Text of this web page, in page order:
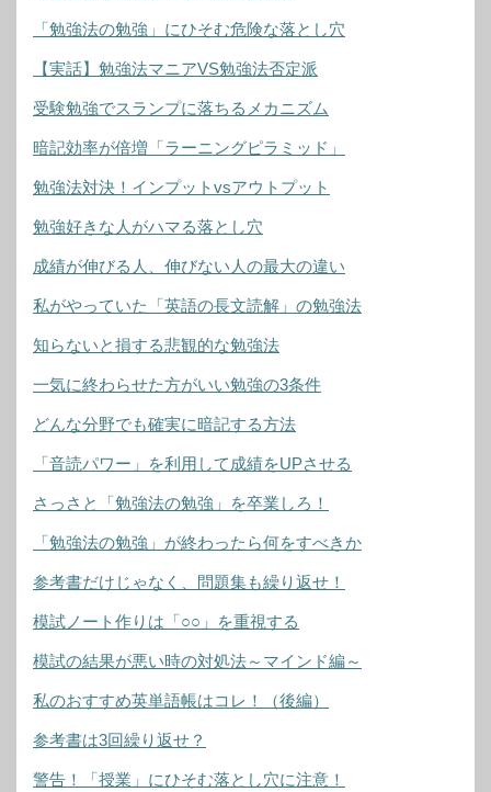
「勉強法の勉強」にひそむ危険な落とし穴
【実話】勉強法マニアVS勉強法否定派
受験勉強でスランプに落ちるメカニズム
暗記効率が倍増「ラーニングピラミッド」
勉強法対決！インプットvsアウトプット
勉強好きな人がハマる落とし穴
成績が伸びる人、伸びない人の最大の違い
私がやっていた「英語の長文読解」の勉強法
知らないと損する悲観的な勉強法
一気に終わらせた方がいい勉強の3条件
どんな分野でも確実に暗記する方法
「音読パワー」を利用して成績をUPさせる
さっさと「勉強法の勉強」を卒業しろ！
「勉強法の勉強」が終わったら何をすべきか
参考書だけじゃなく、問題集も繰り返せ！
模試ノート作りは「○○」を重視する
模試の結果が悪い時の対処法～マインド編～
私のおすすめ英単語帳はコレ！（後編）
参考書は3回繰り返せ？
警告！「授業」にひそむ落とし穴に注意！